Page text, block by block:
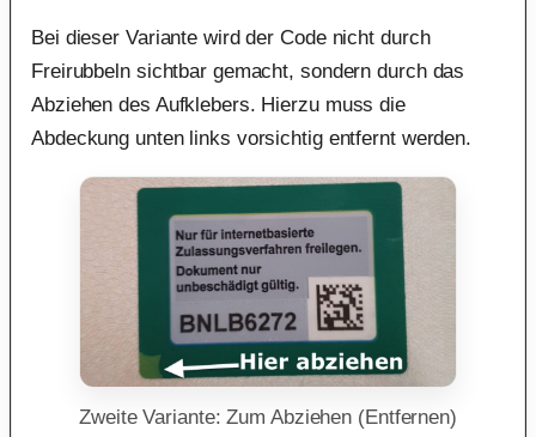
Bei dieser Variante wird der Code nicht durch
Freirubbeln sichtbar gemacht, sondern durch das
Abziehen des Aufklebers. Hierzu muss die
Abdeckung unten links vorsichtig entfernt werden.
Zweite Variante: Zum Abziehen (Entfernen)